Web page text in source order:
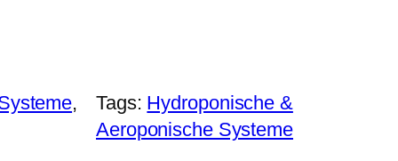
Tags: Hydroponische &
Aeroponische Systeme